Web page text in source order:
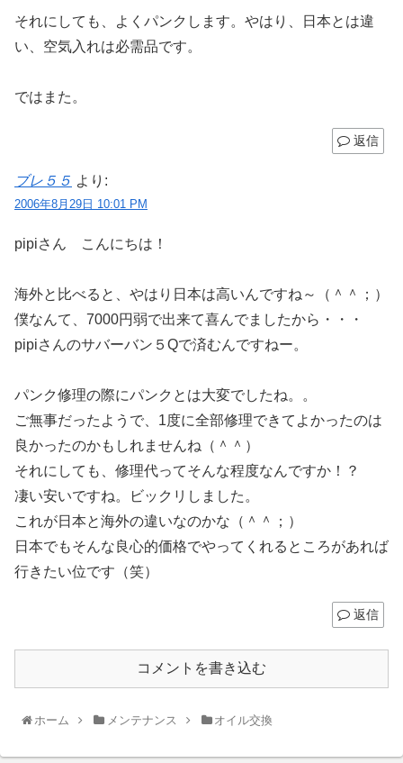
それにしても、よくパンクします。やはり、日本とは違
い、空気入れは必需品です。
ではまた。
返信
ブレ５５ より:
2006年8月29日 10:01 PM
pipiさん こんにちは！
海外と比べると、やはり日本は高いんですね～（＾＾；）
僕なんて、7000円弱で出来て喜んでましたから・・・
pipiさんのサバーバン５Qで済むんですねー。
パンク修理の際にパンクとは大変でしたね。。
ご無事だったようで、1度に全部修理できてよかったのは
良かったのかもしれませんね（＾＾）
それにしても、修理代ってそんな程度なんですか！？
凄い安いですね。ビックリしました。
これが日本と海外の違いなのかな（＾＾；）
日本でもそんな良心的価格でやってくれるところがあれば
行きたい位です（笑）
返信
コメントを書き込む
ホーム メンテナンス オイル交換